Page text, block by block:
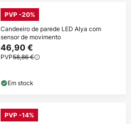
PVP -20%
Candeeiro de parede LED Alya com
sensor de movimento
46,90 €
PVP58,86 €
Em stock
PVP -14%